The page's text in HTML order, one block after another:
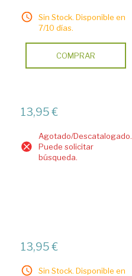
Sin Stock. Disponible en
7/10 días.
COMPRAR
13,95 €
Agotado/Descatalogado.
Puede solicitar
búsqueda.
13,95 €
Sin Stock. Disponible en